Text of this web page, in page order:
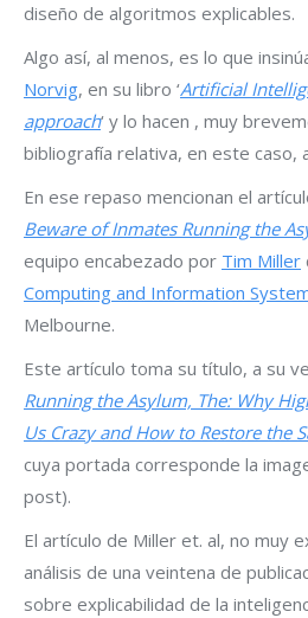
diseño de algoritmos explicables.
Algo así, al menos, es lo que
Norvig, en su libro ‘Artificial
approach‘ y lo hacen , muy
bibliografía relativa, en este caso,
En ese repaso mencionan el
Beware of Inmates Running the
equipo encabezado por Tim Miller
Computing and Information
Melbourne.
Este artículo toma su título, a su
Running the Asylum, The: Why
Us Crazy and How to Restore the
cuya portada corresponde la
post).
El artículo de Miller et. al, no muy
análisis de una veintena de
sobre explicabilidad de la